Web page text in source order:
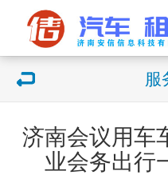
服
济南会议用车
业会务出行